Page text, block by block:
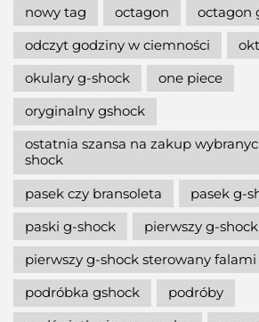
nowy tag
octagon
octagon
odczyt godziny w ciemności
okulary g-shock
one piece
oryginalny gshock
ostatnia szansa na zakup
shock
pasek czy bransoleta
pasek g-
paski g-shock
pierwszy g-shock
pierwszy g-shock sterowany
podróbka gshock
podróby